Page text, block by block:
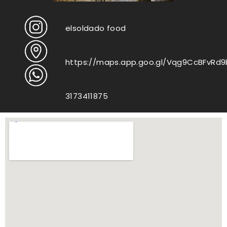
elsoldado food
https://maps.app.goo.gl/
3173411875